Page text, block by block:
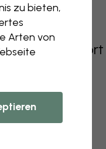
zu bieten,
Arten von